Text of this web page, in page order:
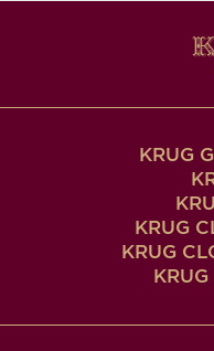
KRUG
KRUG
KRUG